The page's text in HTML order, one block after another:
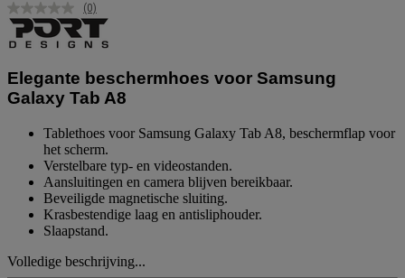
Geen
scorewaarde.
Dezelfde
(0)
Elegante beschermhoes voor Samsung
Galaxy Tab A8
Tablethoes voor Samsung Galaxy Tab A8, beschermflap voor
het scherm.
Verstelbare typ- en videostanden.
Aansluitingen en camera blijven bereikbaar.
Beveiligde magnetische sluiting.
Krasbestendige laag en antisliphouder.
Slaapstand.
Volledige beschrijving...